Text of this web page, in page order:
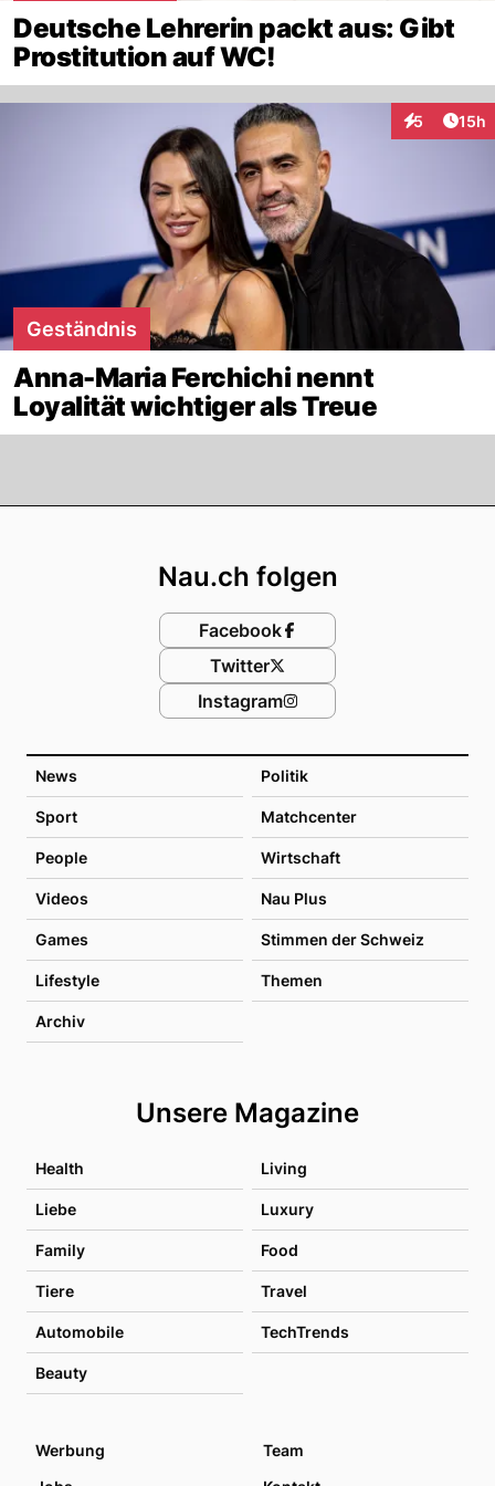
Deutsche Lehrerin packt aus: Gibt
Prostitution auf WC!
5
Interaktionen
15h
Geständnis
Anna-Maria Ferchichi nennt
Loyalität wichtiger als Treue
News Politik
Sport Matchcenter
People Wirtschaft
Videos Nau Plus
Games Stimmen der Schweiz
Lifestyle Themen
Archiv
Unsere Magazine
Health Living
Liebe Luxury
Family Food
Tiere Travel
Automobile TechTrends
Beauty
Nau.ch folgen
Facebook
Twitter
Instagram
Werbung
Team